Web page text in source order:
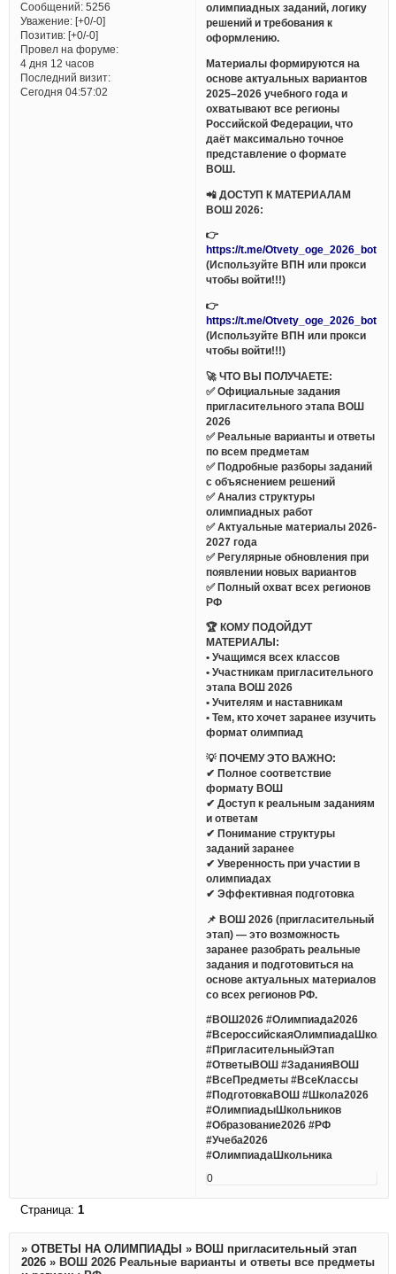
Сообщений:5256
Уважение: [+0/-0]
Позитив: [+0/-0]
Провел на форуме:
4 дня 12 часов
Последний визит:
Сегодня 04:57:02
олимпиадных заданий, логику
решений и требования к
оформлению.
Материалы формируются на
основе актуальных вариантов
2025–2026 учебного года и
охватывают все регионы
Российской Федерации, что
даёт максимально точное
представление о формате
ВОШ.
📲 ДОСТУП К МАТЕРИАЛАМ
ВОШ 2026:
👉
https://t.me/Otvety_oge_2026_bot
(Используйте ВПН или прокси
чтобы войти!!!)
👉
https://t.me/Otvety_oge_2026_bot
(Используйте ВПН или прокси
чтобы войти!!!)
🚀 ЧТО ВЫ ПОЛУЧАЕТЕ:
✅ Официальные задания
пригласительного этапа ВОШ
2026
✅ Реальные варианты и ответы
по всем предметам
✅ Подробные разборы заданий
с объяснением решений
✅ Анализ структуры
олимпиадных работ
✅ Актуальные материалы 2026-
2027 года
✅ Регулярные обновления при
появлении новых вариантов
✅ Полный охват всех регионов
РФ
🏆 КОМУ ПОДОЙДУТ
МАТЕРИАЛЫ:
• Учащимся всех классов
• Участникам пригласительного
этапа ВОШ 2026
• Учителям и наставникам
• Тем, кто хочет заранее изучить
формат олимпиад
💡 ПОЧЕМУ ЭТО ВАЖНО:
✔ Полное соответствие
формату ВОШ
✔ Доступ к реальным заданиям
и ответам
✔ Понимание структуры
заданий заранее
✔ Уверенность при участии в
олимпиадах
✔ Эффективная подготовка
📌 ВОШ 2026 (пригласительный
этап) — это возможность
заранее разобрать реальные
задания и подготовиться на
основе актуальных материалов
со всех регионов РФ.
#ВОШ2026 #Олимпиада2026
#ПригласительныйЭтап
#ОтветыВОШ #ЗаданияВОШ
#ВсеПредметы #ВсеКлассы
#ПодготовкаВОШ #Школа2026
#ОлимпиадыШкольников
#Образование2026 #РФ
#Учеба2026
#ОлимпиадаШкольника
0
Страница: 1
» ОТВЕТЫ НА ОЛИМПИАДЫ » ВОШ пригласительный этап
2026 » ВОШ 2026 Реальные варианты и ответы все предметы